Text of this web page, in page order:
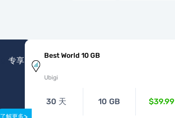
专享
了解更多
Best World 10 GB
Ubigi
30 天 10 GB $39.99